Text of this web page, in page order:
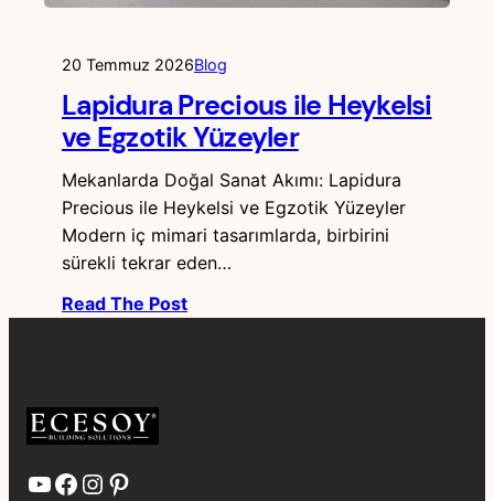
20 Temmuz 2026Blog
Lapidura Precious ile Heykelsi
ve Egzotik Yüzeyler
Mekanlarda Doğal Sanat Akımı: Lapidura
Precious ile Heykelsi ve Egzotik Yüzeyler
Modern iç mimari tasarımlarda, birbirini
sürekli tekrar eden…
Read The Post
YouTube Facebook Instagram Pinterest